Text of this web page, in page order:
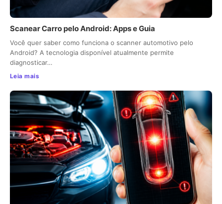
Scanear Carro pelo Android: Apps e Guia
Você quer saber como funciona o scanner automotivo pelo
Android? A tecnologia disponível atualmente permite
diagnosticar…
Leia mais